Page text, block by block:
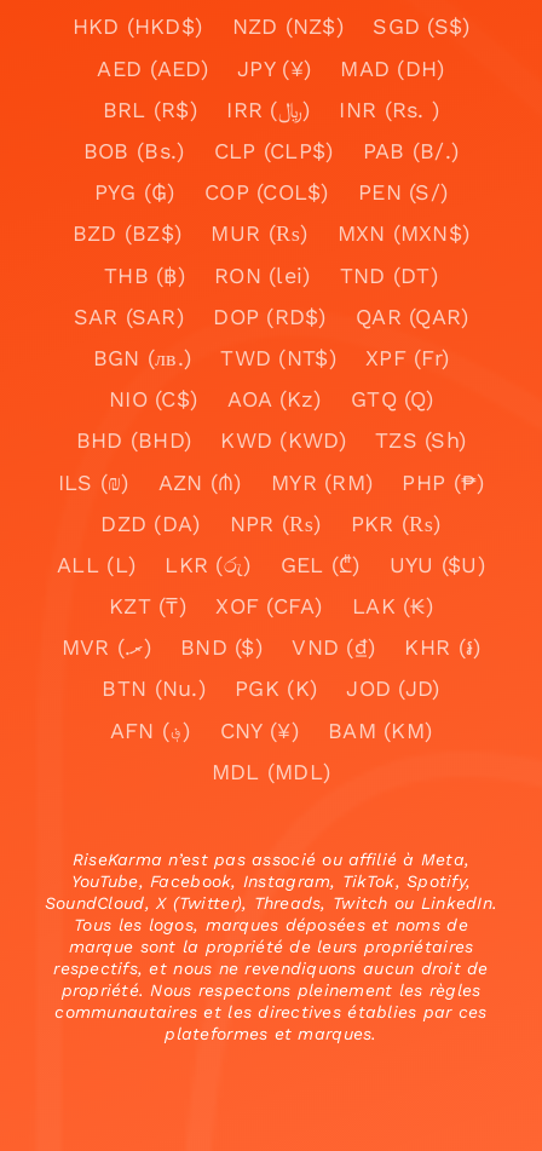
HKD (HKD$)
NZD (NZ$)
SGD (S$)
AED (AED)
JPY (¥)
MAD (DH)
BRL (R$)
IRR (﷼)
INR (Rs. )
BOB (Bs.)
CLP (CLP$)
PAB (B/.)
PYG (₲)
COP (COL$)
PEN (S/)
BZD (BZ$)
MUR (₨)
MXN (MXN$)
THB (฿)
RON (lei)
TND (DT)
SAR (SAR)
DOP (RD$)
QAR (QAR)
BGN (лв.)
TWD (NT$)
XPF (Fr)
NIO (C$)
AOA (Kz)
GTQ (Q)
BHD (BHD)
KWD (KWD)
TZS (Sh)
ILS (₪)
AZN (₼) MYR (RM)
PHP (₱)
DZD (DA)
NPR (₨)
PKR (₨)
ALL (L)
LKR (රු) GEL (₾)
UYU ($U)
KZT (₸)
XOF (CFA)
LAK (₭)
MVR (.ރ)
BND ($) VND (₫)
KHR (៛)
BTN (Nu.)
PGK (K)
JOD (JD)
AFN (؋)
CNY (¥)
BAM (KM)
MDL (MDL)
RiseKarma n’est pas associé ou affilié à Meta,
YouTube, Facebook, Instagram, TikTok, Spotify,
SoundCloud, X (Twitter), Threads, Twitch ou LinkedIn.
Tous les logos, marques déposées et noms de
marque sont la propriété de leurs propriétaires
respectifs, et nous ne revendiquons aucun droit de
propriété. Nous respectons pleinement les règles
communautaires et les directives établies par ces
plateformes et marques.